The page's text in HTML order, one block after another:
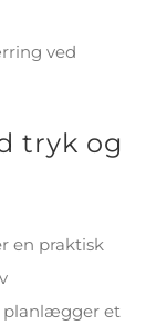
tryk og
en praktisk
planlægger et